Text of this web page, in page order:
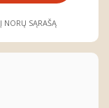
Į NORŲ SĄRAŠĄ